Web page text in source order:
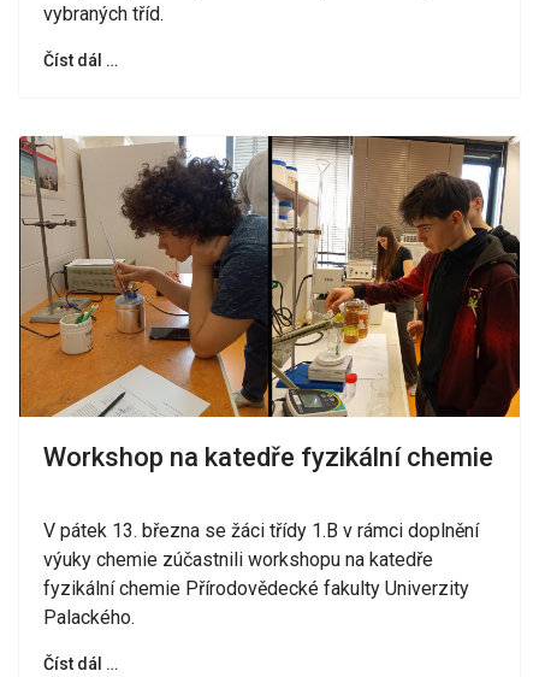
vybraných tříd.
Číst dál …
Workshop na katedře fyzikální chemie
V pátek 13. března se žáci třídy 1.B v rámci doplnění
výuky chemie zúčastnili workshopu na katedře
fyzikální chemie Přírodovědecké fakulty Univerzity
Palackého.
Číst dál …